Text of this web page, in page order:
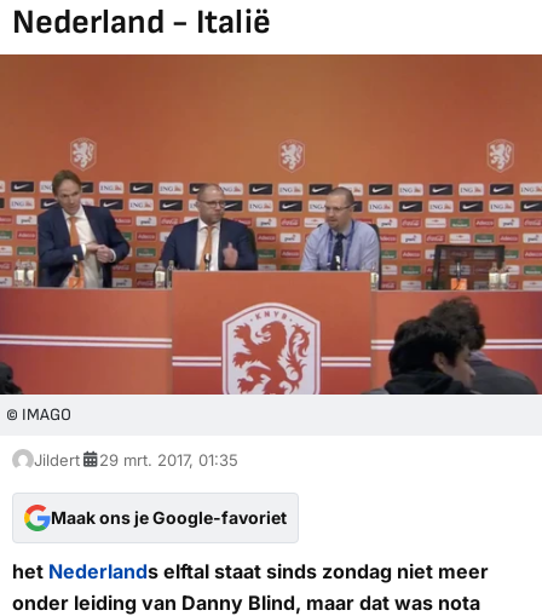
Nederland - Italië
© IMAGO
Jildert 29 mrt. 2017, 01:35
Maak ons je Google-favoriet
het Nederlands elftal staat sinds zondag niet meer
onder leiding van Danny Blind, maar dat was nota